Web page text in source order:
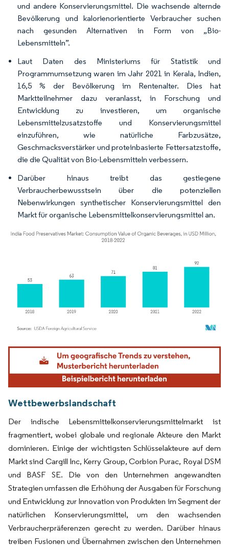
und andere Konservierungsmittel. Die wachsende alternde
Bevölkerung und kalorienorientierte Verbraucher suchen
nach gesunden Alternativen in Form von „Bio-
Lebensmitteln”.
Laut Daten des Ministeriums für Statistik und
Programmumsetzung waren im Jahr 2021 in Kerala, Indien,
16,5 % der Bevölkerung im Rentenalter. Dies hat
Marktteilnehmer dazu veranlasst, in Forschung und
Entwicklung zu investieren, um organische
Lebensmittelzusatzstoffe und Konservierungsmittel
einzuführen, wie natürliche Farbzusätze,
Geschmacksverstärker und proteinbasierte Fettersatzstoffe,
die die Qualität von Bio-Lebensmitteln verbessern.
Darüber hinaus treibt das gestiegene
Verbraucherbewusstsein über die potenziellen
Nebenwirkungen synthetischer Konservierungsmittel den
Markt für organische Lebensmittelkonservierungsmittel an.
Bild © Mordor Intelligence. Wiederverwendung erfordert Namensnennung gemäß
Wettbewerbslandschaft
Der indische Lebensmittelkonservierungsmittelmarkt ist
fragmentiert, wobei globale und regionale Akteure den Markt
dominieren. Einige der wichtigsten Schlüsselakteure auf dem
Markt sind Cargill Inc, Kerry Group, Corbion Purac, Royal DSM
und BASF SE. Die von den Unternehmen angewandten
Strategien umfassen die Erhöhung der Ausgaben für Forschung
und Entwicklung zur Innovation von Produkten im Segment der
natürlichen Konservierungsmittel, um den wachsenden
Verbraucherpräferenzen gerecht zu werden. Darüber hinaus
treiben Fusionen und Übernahmen zwischen den Unternehmen